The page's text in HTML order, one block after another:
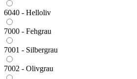
6040 - Helloliv
7000 - Fehgrau
7001 - Silbergrau
7002 - Olivgrau